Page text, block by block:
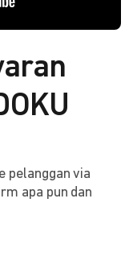
pelanggan via
apa pun dan